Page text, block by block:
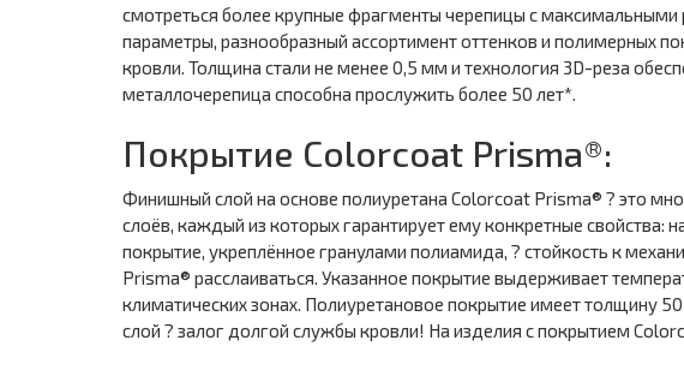
смотреться более крупные фрагменты черепицы с
параметры, разнообразный ассортимент оттенков и полимерных
кровли. Толщина стали не менее 0,5 мм и технология 3D-реза
металлочерепица способна прослужить более 50 лет*.
Покрытие Colorcoat Prisma®:
Финишный слой на основе полиуретана Colorcoat Prisma® ? это
слоёв, каждый из которых гарантирует ему конкретные
покрытие, укреплённое гранулами полиамида, ? стойкость к
Prisma® расслаиваться. Указанное покрытие выдерживает
климатических зонах. Полиуретановое покрытие имеет толщину
слой ? залог долгой службы кровли! На изделия с покрытием